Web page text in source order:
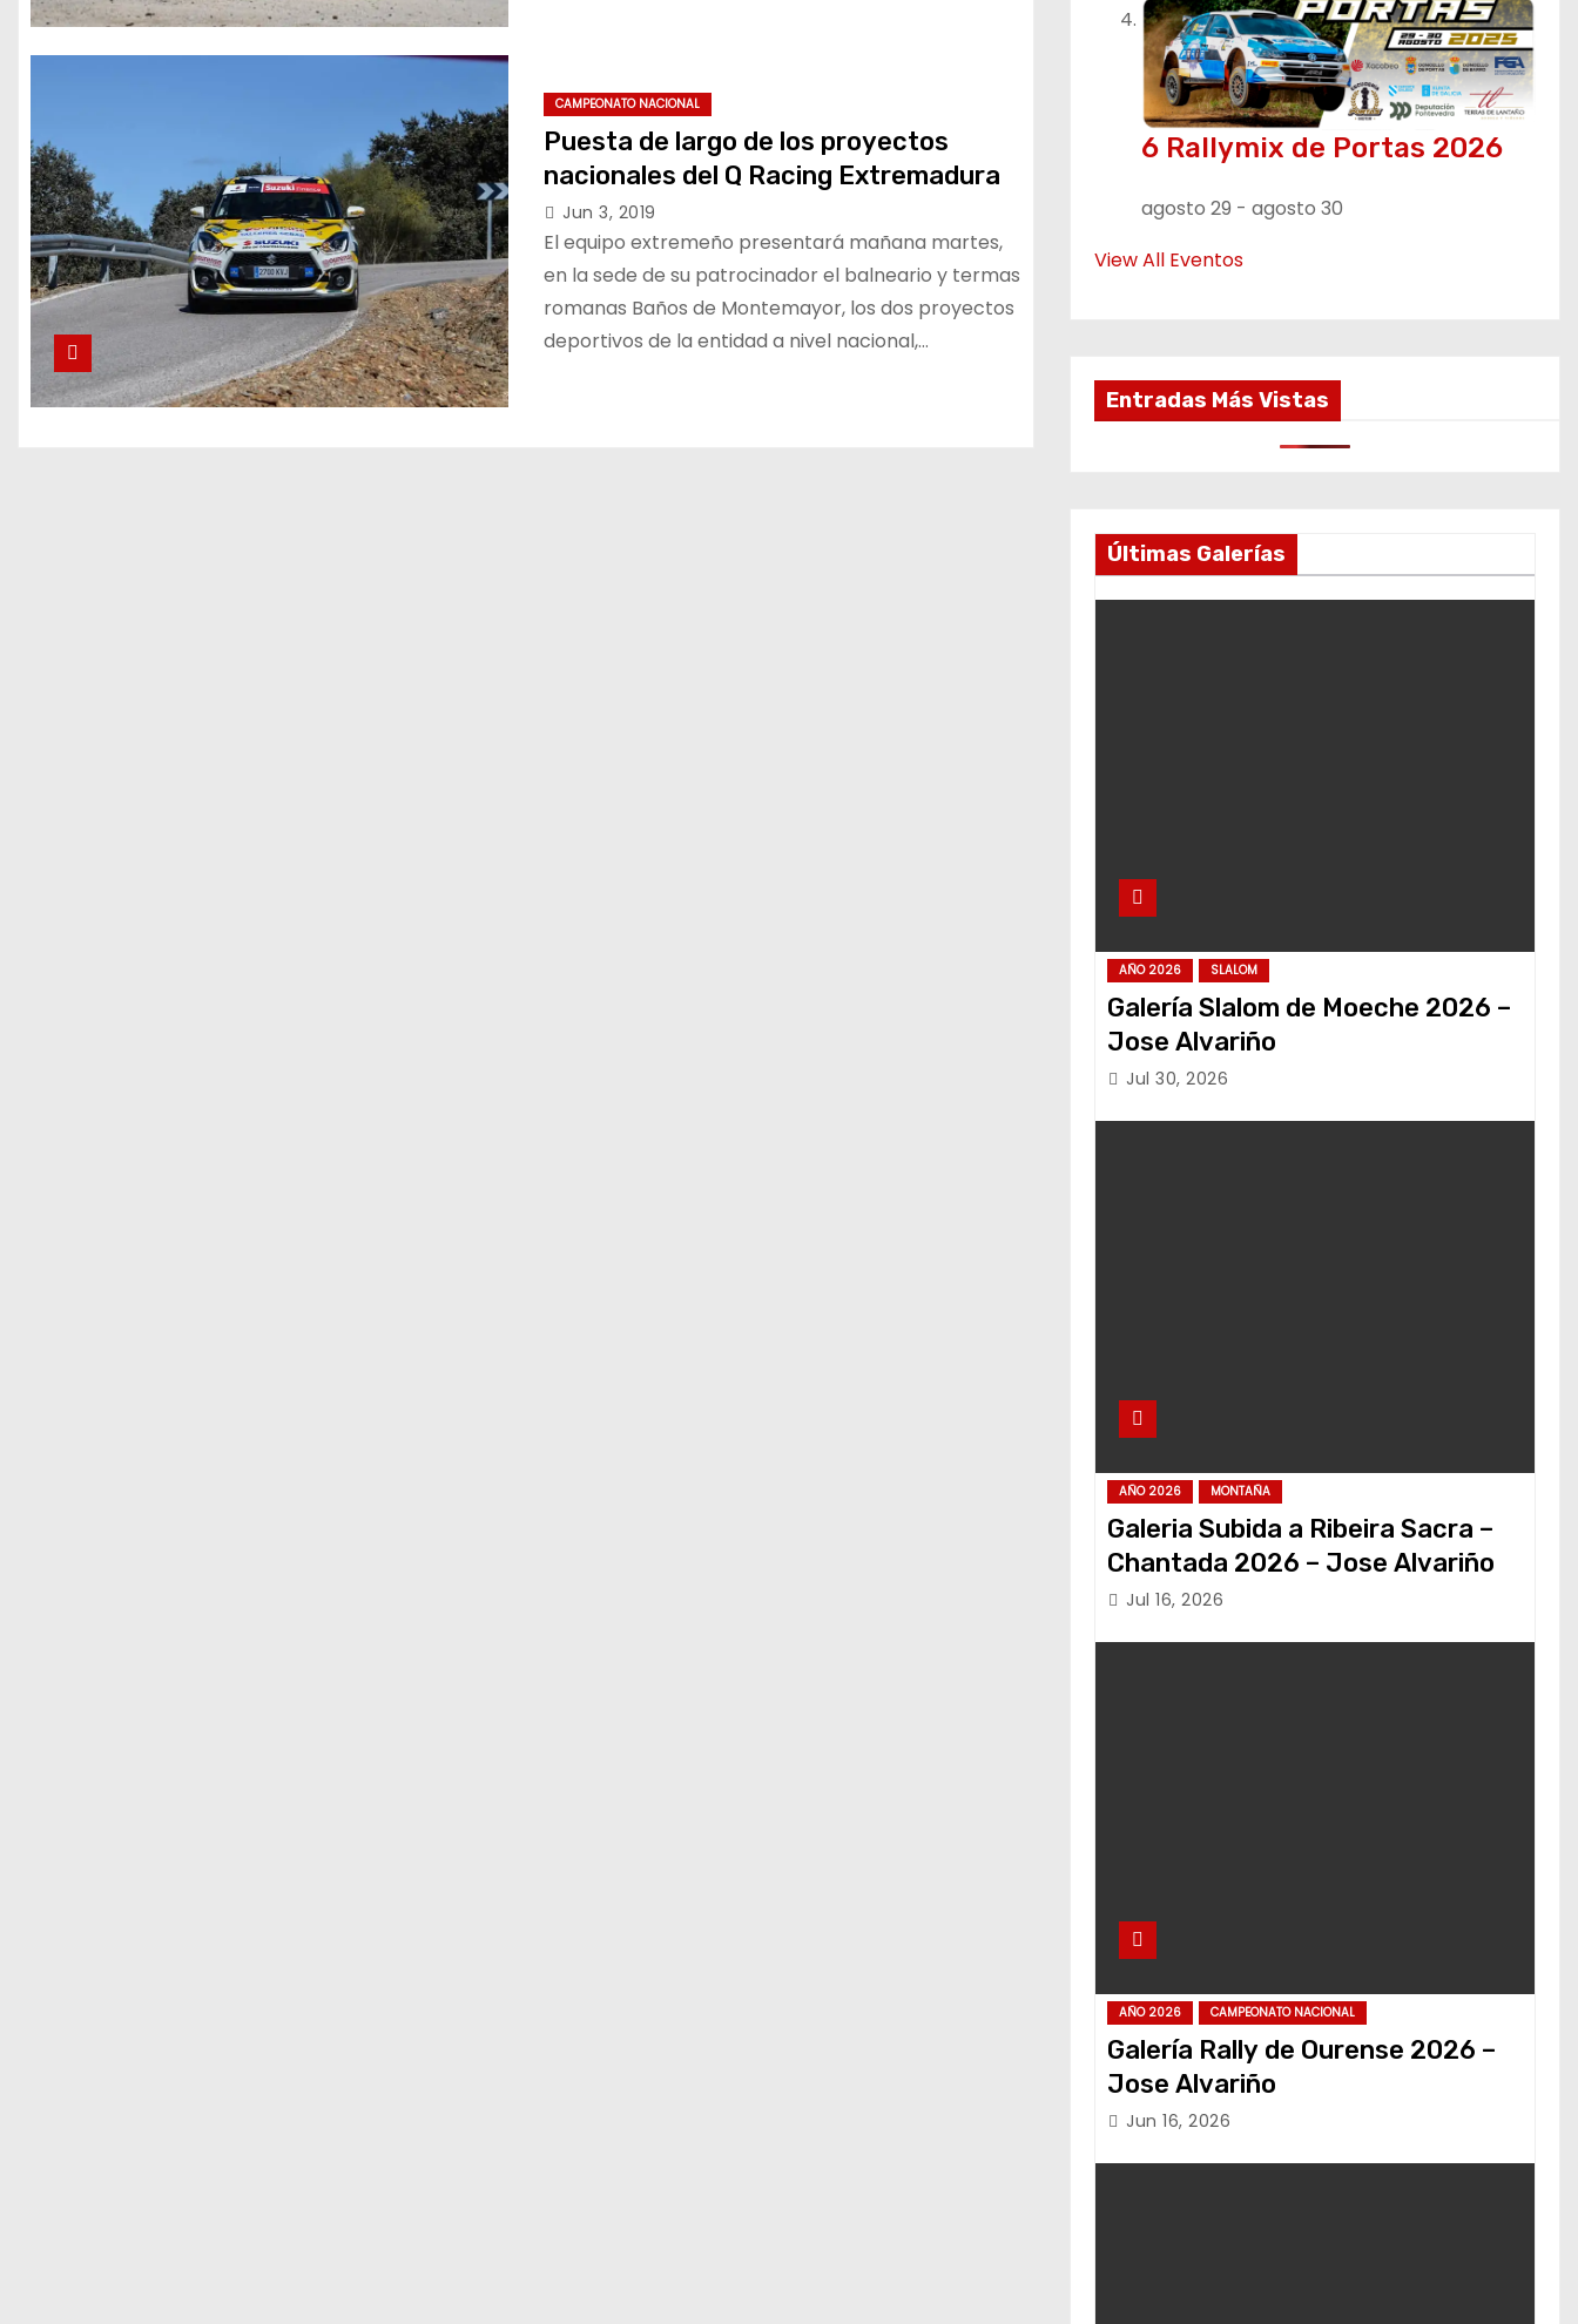
CAMPEONATO NACIONAL
Puesta de largo de los proyectos
nacionales del Q Racing Extremadura
Jun 3, 2019
El equipo extremeño presentará mañana martes,
en la sede de su patrocinador el balneario y termas
romanas Baños de Montemayor, los dos proyectos
deportivos de la entidad a nivel nacional,…
6 Rallymix de Portas 2026
agosto 29 - agosto 30
View All Eventos
Entradas Más Vistas
Últimas Galerías
AÑO 2026 SLALOM
Galería Slalom de Moeche 2026 –
Jose Alvariño
Jul 30, 2026
AÑO 2026 MONTAÑA
Galeria Subida a Ribeira Sacra –
Chantada 2026 – Jose Alvariño
Jul 16, 2026
AÑO 2026 CAMPEONATO NACIONAL
Galería Rally de Ourense 2026 –
Jose Alvariño
Jun 16, 2026